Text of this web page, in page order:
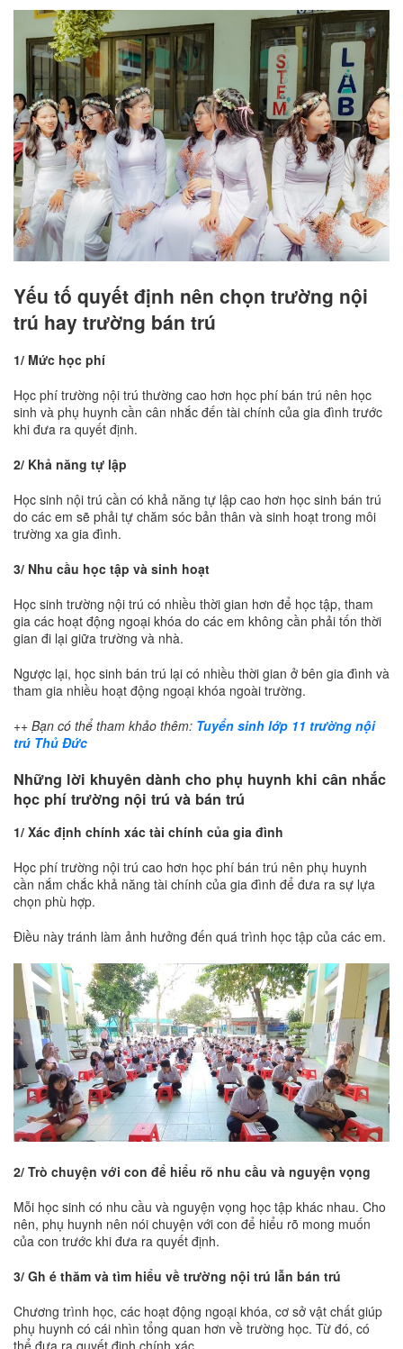
Yếu tố quyết định nên chọn trường nội
trú hay trường bán trú
1/ Mức học phí
Học phí trường nội trú thường cao hơn học phí bán trú nên học
sinh và phụ huynh cần cân nhắc đến tài chính của gia đình trước
khi đưa ra quyết định.
2/ Khả năng tự lập
Học sinh nội trú cần có khả năng tự lập cao hơn học sinh bán trú
do các em sẽ phải tự chăm sóc bản thân và sinh hoạt trong môi
trường xa gia đình.
3/ Nhu cầu học tập và sinh hoạt
Học sinh trường nội trú có nhiều thời gian hơn để học tập, tham
gia các hoạt động ngoại khóa do các em không cần phải tốn thời
gian đi lại giữa trường và nhà.
Ngược lại, học sinh bán trú lại có nhiều thời gian ở bên gia đình và
tham gia nhiều hoạt động ngoại khóa ngoài trường.
++ Bạn có thể tham khảo thêm: Tuyển sinh lớp 11 trường nội
trú Thủ Đức
Những lời khuyên dành cho phụ huynh khi cân nhắc
học phí trường nội trú và bán trú
1/ Xác định chính xác tài chính của gia đình
Học phí trường nội trú cao hơn học phí bán trú nên phụ huynh
cần nắm chắc khả năng tài chính của gia đình để đưa ra sự lựa
chọn phù hợp.
Điều này tránh làm ảnh hưởng đến quá trình học tập của các em.
2/ Trò chuyện với con để hiểu rõ nhu cầu và nguyện vọng
Mỗi học sinh có nhu cầu và nguyện vọng học tập khác nhau. Cho
nên, phụ huynh nên nói chuyện với con để hiểu rõ mong muốn
của con trước khi đưa ra quyết định.
3/ Gh é thăm và tìm hiểu về trường nội trú lẫn bán trú
Chương trình học, các hoạt động ngoại khóa, cơ sở vật chất giúp
phụ huynh có cái nhìn tổng quan hơn về trường học. Từ đó, có